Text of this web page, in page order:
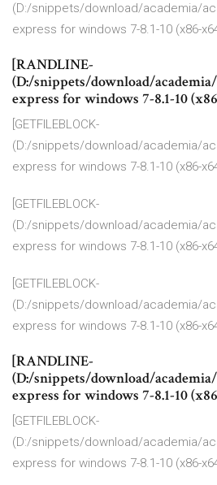
(D:/snippets/download/academia/
express for windows 7-8.1-10 (x86-
[RANDLINE-
(D:/snippets/download/
express for windows 7-8.1-10
[GETFILEBLOCK-
(D:/snippets/download/academia/
express for windows 7-8.1-10 (x86-
[GETFILEBLOCK-
(D:/snippets/download/academia/
express for windows 7-8.1-10 (x86-
[GETFILEBLOCK-
(D:/snippets/download/academia/
express for windows 7-8.1-10 (x86-
[RANDLINE-
(D:/snippets/download/
express for windows 7-8.1-10
[GETFILEBLOCK-
(D:/snippets/download/academia/
express for windows 7-8.1-10 (x86-